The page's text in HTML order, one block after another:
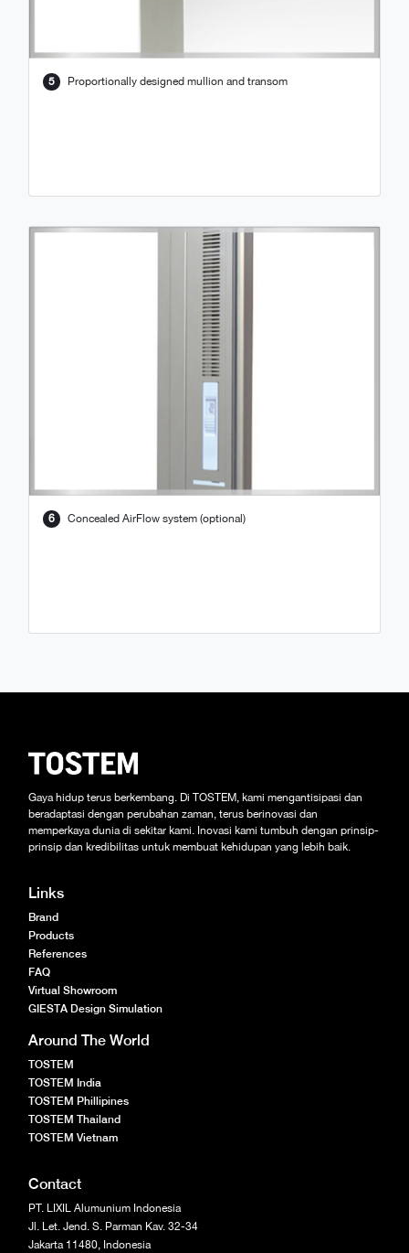
5 Proportionally designed mullion and transom
6 Concealed AirFlow system (optional)
Gaya hidup terus berkembang. Di TOSTEM, kami mengantisipasi dan
beradaptasi dengan perubahan zaman, terus berinovasi dan
memperkaya dunia di sekitar kami. Inovasi kami tumbuh dengan prinsip-
prinsip dan kredibilitas untuk membuat kehidupan yang lebih baik.
Links
Brand
Products
References
FAQ
Virtual Showroom
GIESTA Design Simulation
Around The World
TOSTEM
TOSTEM India
TOSTEM Phillipines
TOSTEM Thailand
TOSTEM Vietnam
Contact
PT. LIXIL Alumunium Indonesia
Jl. Let. Jend. S. Parman Kav. 32-34
Jakarta 11480, Indonesia